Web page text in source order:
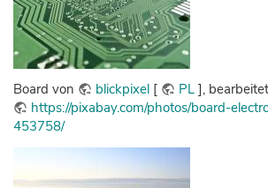
Board von blickpixel [ PL ],
https://pixabay.com/photos/board-
453758/